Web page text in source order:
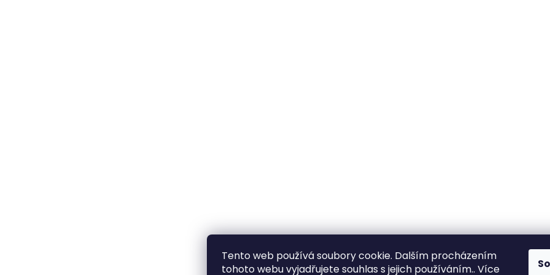
Tento web používá soubory cookie. Dalším procházením
tohoto webu vyjadřujete souhlas s jejich používáním.. Více